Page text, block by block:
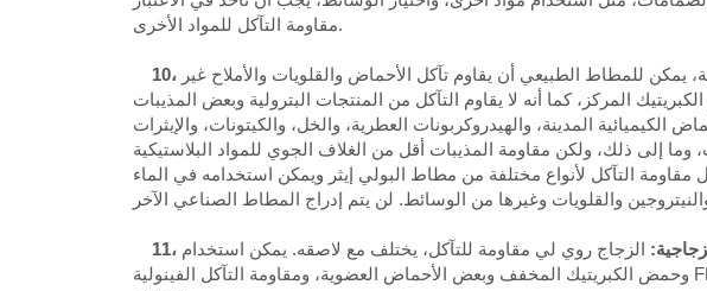
مقاومة التآكل للمواد الأخرى.
للمطاط الطبيعي أن يقاوم تآكل الأحماض والقلويات والأملاح غير
المركز، كما أنه لا يقاوم التآكل من المنتجات البترولية وبعض المذيبات
المدينة، والهيدروكربونات العطرية، والخل، والكيتونات، والإيثرات
وما إلى ذلك، ولكن مقاومة المذيبات أقل من الغلاف الجوي للمواد البلاستيكية
التآكل لأنواع مختلفة من مطاط البولي إيثر ويمكن استخدامه في الماء
الزجاج روي لي مقاومة للتآكل، يختلف مع لاصقه. يمكن استخدام Epoxy FRP في حمض الهيدروكلوريك وحمض الفوسفوريك
وحمض الكبريتيك المخفف وبعض الأحماض العضوية، ومقاومة التآكل الفينولية FRP أفضل، كما أن Barking FRP لديه مقاومة أفضل للقلويات، ومقاومة الأحماض ومقاومة التآكل